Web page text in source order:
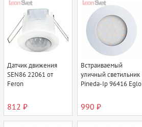
Датчик движения
SEN86 22061 от
Feron
812 ₽
Встраиваемый
уличный светильник
Pineda-Ip 96416 Eglo
990 ₽